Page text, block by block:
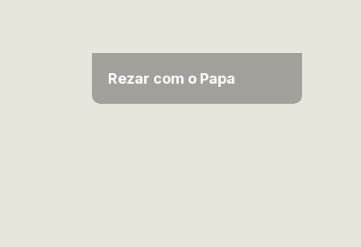
Rezar com o Papa